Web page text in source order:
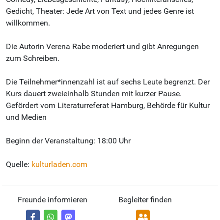
Gedicht, Theater: Jede Art von Text und jedes Genre ist
willkommen.
Die Autorin Verena Rabe moderiert und gibt Anregungen
zum Schreiben.
Die Teilnehmer*innenzahl ist auf sechs Leute begrenzt. Der
Kurs dauert zweieinhalb Stunden mit kurzer Pause.
Gefördert vom Literaturreferat Hamburg, Behörde für Kultur
und Medien
Beginn der Veranstaltung: 18:00 Uhr
Quelle: kulturladen.com
Freunde informieren Begleiter finden